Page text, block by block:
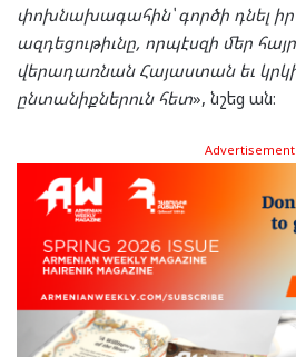
փոխնախագահին՝ գործի դնել
ազդեցութիւնը, որպէսզի մեր
վերադառնան Հայաստան եւ
ընտանիքներուն հետ», նշեց ան։
Advertisement